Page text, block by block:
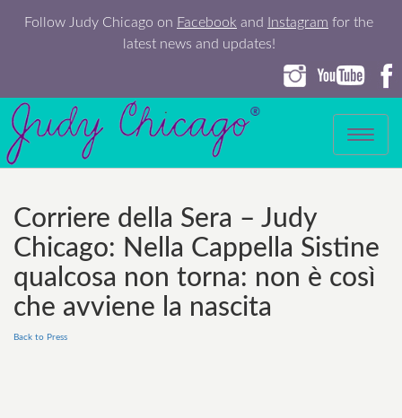
Follow Judy Chicago on Facebook and Instagram for the
latest news and updates!
Toggle
navigation
Corriere della Sera – Judy
Chicago: Nella Cappella Sistine
qualcosa non torna: non è così
che avviene la nascita
Back to Press